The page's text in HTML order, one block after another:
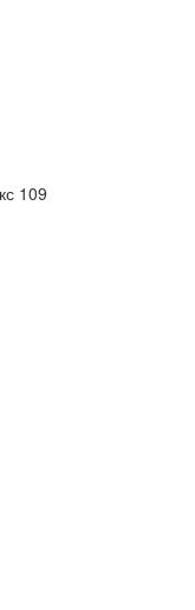
109